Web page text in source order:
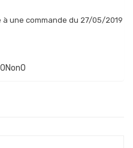
à une commande du 27/05/2019
0Non0